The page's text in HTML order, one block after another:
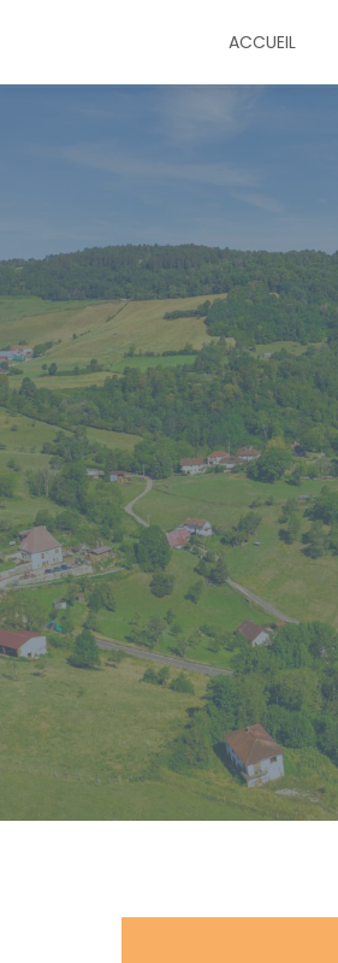
ACCUEIL